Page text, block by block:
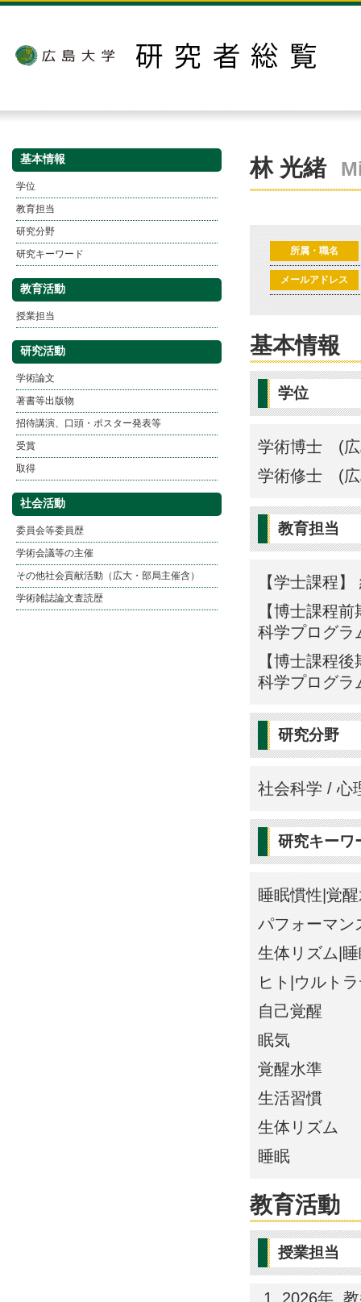
基本情報
学位
教育担当
研究分野
研究キーワード
教育活動
授業担当
研究活動
学術論文
著書等出版物
招待講演、口頭・ポスター発表等
受賞
取得
社会活動
委員会等委員歴
学術会議等の主催
その他社会貢献活動（広大・部局主催含）
学術雑誌論文査読歴
林 光緒
所属・職名
メールアドレス
基本情報
学位
学術博士 (広
学術修士 (広
教育担当
【学士課程
【博士課程
科学プログラ
【博士課程
科学プログラ
研究分野
社会科学 / 心
研究キーワ
睡眠慣性|覚
パフォーマン
生体リズム|
ヒト|ウルト
自己覚醒
眠気
覚醒水準
生活習慣
生体リズム
睡眠
教育活動
授業担当
2026年,